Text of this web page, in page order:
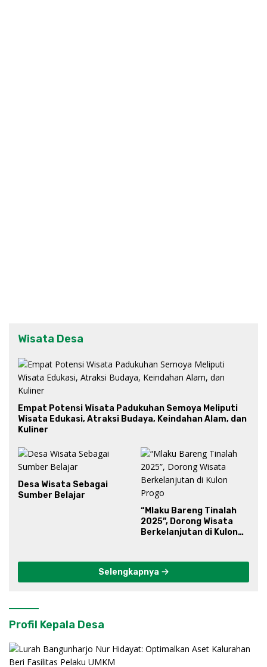
Wisata Desa
Empat Potensi Wisata Padukuhan Semoya Meliputi
Wisata Edukasi, Atraksi Budaya, Keindahan Alam, dan
Kuliner
Desa Wisata Sebagai
Sumber Belajar
“Mlaku Bareng Tinalah
2025”, Dorong Wisata
Berkelanjutan di Kulon
Selengkapnya
Profil Kepala Desa